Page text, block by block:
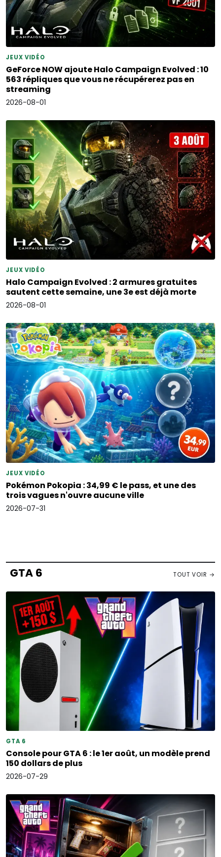
JEUX VIDÉO
GeForce NOW ajoute Halo Campaign Evolved : 10
563 répliques que vous ne récupérerez pas en
streaming
2026-08-01
JEUX VIDÉO
Halo Campaign Evolved : 2 armures gratuites
sautent cette semaine, une 3e est déjà morte
2026-08-01
JEUX VIDÉO
Pokémon Pokopia : 34,99 € le pass, et une des
trois vagues n'ouvre aucune ville
2026-07-31
GTA 6 TOUT VOIR →
GTA 6
Console pour GTA 6 : le 1er août, un modèle prend
150 dollars de plus
2026-07-29